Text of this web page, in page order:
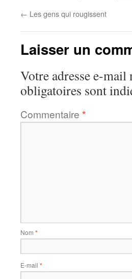
← Les gens qui rougissent
Laisser un
Votre adresse e-mail
obligatoires sont
Commentaire *
Nom *
E-mail *